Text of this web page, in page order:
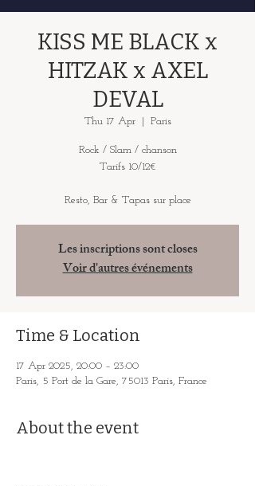
KISS ME BLACK x
HITZAK x AXEL
DEVAL
Thu 17 Apr
  |
Paris
Rock / Slam / chanson
Tarifs 10/12€
Resto, Bar & Tapas sur place
Les inscriptions sont closes
Voir d'autres événements
Time & Location
17 Apr 2025, 20:00 – 23:00
Paris, 5 Port de la Gare, 75013 Paris, France
About the event